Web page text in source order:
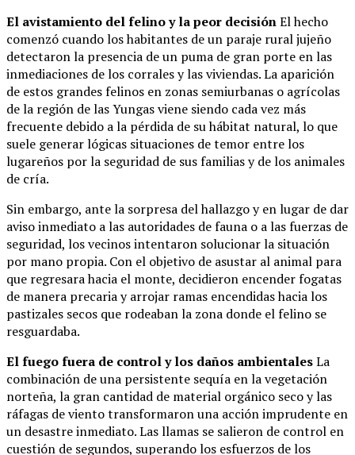
El avistamiento del felino y la peor decisiónEl hecho
comenzó cuando los habitantes de un paraje rural jujeño
detectaron la presencia de un puma de gran porte en las
inmediaciones de los corrales y las viviendas. La aparición
de estos grandes felinos en zonas semiurbanas o agrícolas
de la región de las Yungas viene siendo cada vez más
frecuente debido a la pérdida de su hábitat natural, lo que
suele generar lógicas situaciones de temor entre los
lugareños por la seguridad de sus familias y de los animales
de cría.
Sin embargo, ante la sorpresa del hallazgo y en lugar de dar
aviso inmediato a las autoridades de fauna o a las fuerzas de
seguridad, los vecinos intentaron solucionar la situación
por mano propia. Con el objetivo de asustar al animal para
que regresara hacia el monte, decidieron encender fogatas
de manera precaria y arrojar ramas encendidas hacia los
pastizales secos que rodeaban la zona donde el felino se
resguardaba.
El fuego fuera de control y los daños ambientalesLa
combinación de una persistente sequía en la vegetación
norteña, la gran cantidad de material orgánico seco y las
ráfagas de viento transformaron una acción imprudente en
un desastre inmediato. Las llamas se salieron de control en
cuestión de segundos, superando los esfuerzos de los